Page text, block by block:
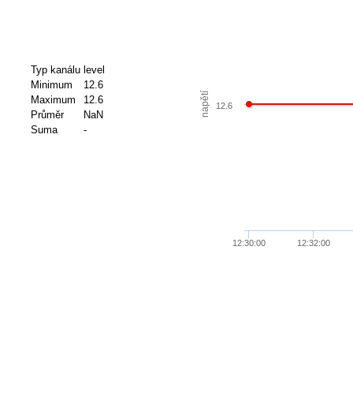
Typ kanálu level
Minimum
12.6
Maximum
12.6
Průměr
NaN
Suma
-
napětí
12:30:00 12:32:00
12.6